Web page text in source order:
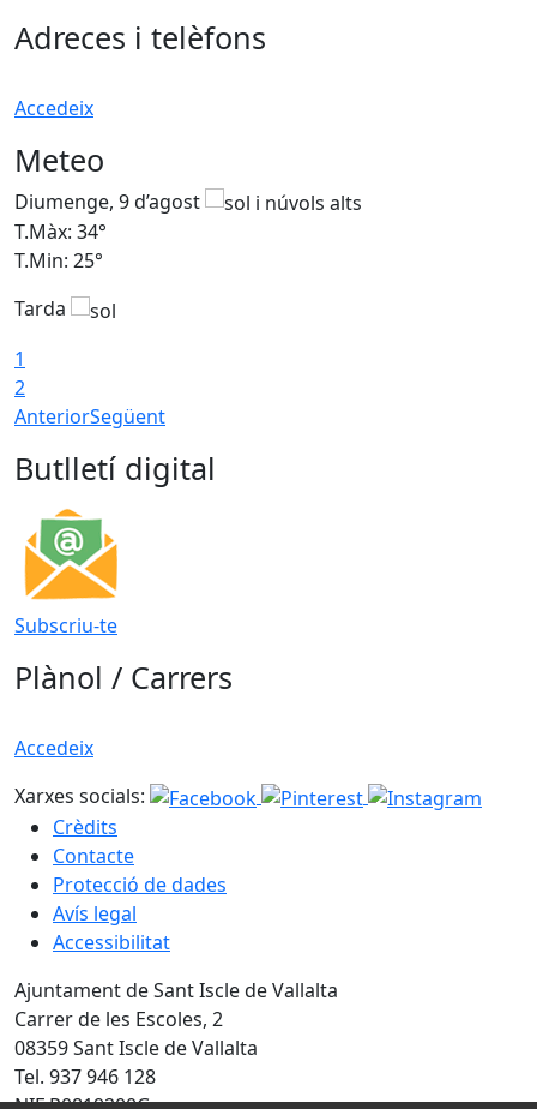
Adreces i telèfons
Accedeix
Meteo
Diumenge, 9 d’agost
T.Màx: 34°
T.Min: 25°
Tarda
1
2
AnteriorSegüent
Butlletí digital
Subscriu-te
Plànol / Carrers
Accedeix
Xarxes socials:
Crèdits
Contacte
Protecció de dades
Avís legal
Accessibilitat
Ajuntament de Sant Iscle de Vallalta
Carrer de les Escoles, 2
08359 Sant Iscle de Vallalta
Tel. 937 946 128